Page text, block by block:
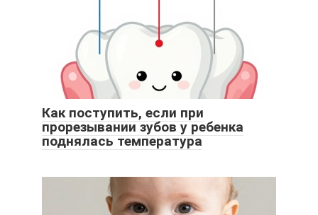
Как поступить, если при
прорезывании зубов у ребенка
поднялась температура